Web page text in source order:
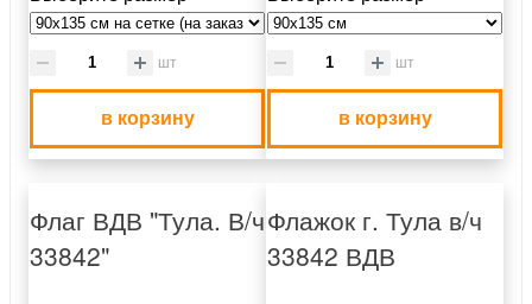
шт
в корзину
шт
в корзину
Флаг ВДВ "Тула. В/ч
33842"
Флажок г. Тула в/ч
33842 ВДВ